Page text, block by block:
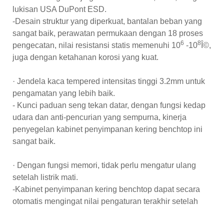
lukisan USA DuPont ESD.
-Desain struktur yang diperkuat, bantalan beban yang
sangat baik, perawatan permukaan dengan 18 proses
pengecatan, nilai resistansi statis memenuhi 106 -108 Î©,
juga dengan ketahanan korosi yang kuat.
· Jendela kaca tempered intensitas tinggi 3.2mm untuk
pengamatan yang lebih baik.
- Kunci paduan seng tekan datar, dengan fungsi kedap
udara dan anti-pencurian yang sempurna, kinerja
penyegelan kabinet penyimpanan kering benchtop ini
sangat baik.
· Dengan fungsi memori, tidak perlu mengatur ulang
setelah listrik mati.
-Kabinet penyimpanan kering benchtop dapat secara
otomatis mengingat nilai pengaturan terakhir setelah